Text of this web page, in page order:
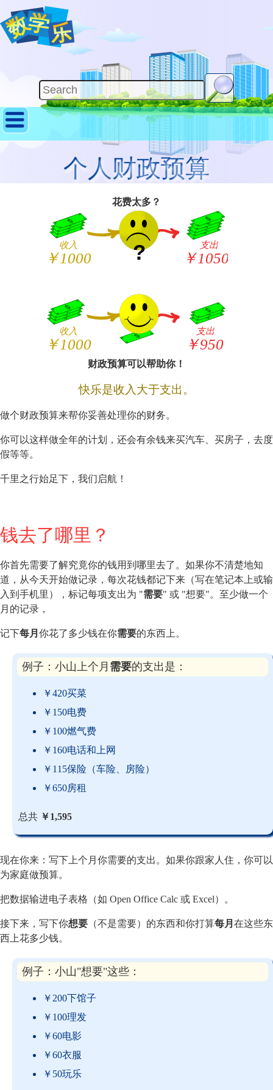
个人财政预算
花费太多？
财政预算可以帮助你！
快乐是收入大于支出。
做个财政预算来帮你妥善处理你的财务。
你可以这样做全年的计划，还会有余钱来买汽车、买房子，去度
假等等。
千里之行始足下，我们启航！
钱去了哪里？
你首先需要了解究竟你的钱用到哪里去了。如果你不清楚地知
道，从今天开始做记录，每次花钱都记下来（写在笔记本上或输
入到手机里），标记每项支出为 "需要" 或 "想要"。至少做一个
月的记录，
记下每月 你花了多少钱在你需要的东西上。
例子：小山上个月 需要的支出是：
￥420买菜
￥150电费
￥100燃气费
￥160电话和上网
￥115保险（车险、房险）
￥650房租
总共 ￥1,595
现在你来：写下上个月你需要的支出。如果你跟家人住，你可以
为家庭做预算。
把数据输进电子表格（如 Open Office Calc 或 Excel）。
接下来，写下你想要 （不是需要）的东西和你打算每月 在这些东
西上花多少钱。
例子：小山"想要"这些：
￥200下馆子
￥100理发
￥60电影
￥60衣服
￥50玩乐